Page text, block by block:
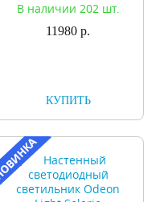
Light Solario
3561/12WL
В наличии 202 шт.
11980 р.
КУПИТЬ